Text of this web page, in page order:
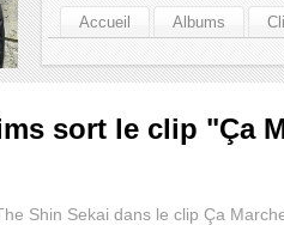
Accueil Albums
sort le clip "Ça
Shin Sekai dans le clip Ça